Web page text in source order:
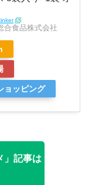
合食品株式会社
ョッピング
」記事は